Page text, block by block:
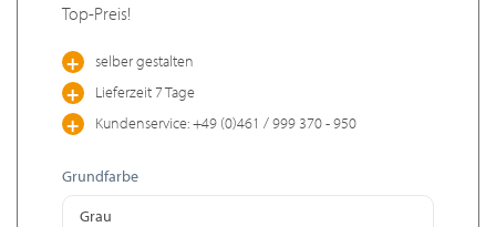
Top-Preis!
selber gestalten
Lieferzeit 7 Tage
Kundenservice: +49 (0)461 / 999 370 - 950
Grundfarbe
Grau